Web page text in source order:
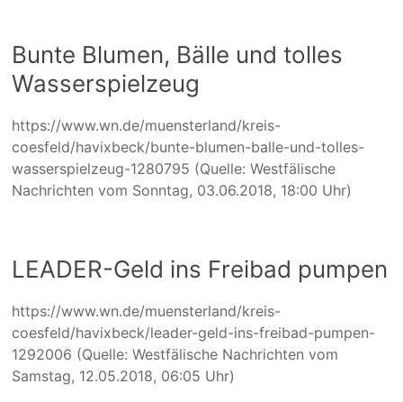
Bunte Blumen, Bälle und tolles
Wasserspielzeug
https://www.wn.de/muensterland/kreis-
coesfeld/havixbeck/bunte-blumen-balle-und-tolles-
wasserspielzeug-1280795 (Quelle: Westfälische
Nachrichten vom Sonntag, 03.06.2018, 18:00 Uhr)
LEADER-Geld ins Freibad pumpen
https://www.wn.de/muensterland/kreis-
coesfeld/havixbeck/leader-geld-ins-freibad-pumpen-
1292006 (Quelle: Westfälische Nachrichten vom
Samstag, 12.05.2018, 06:05 Uhr)